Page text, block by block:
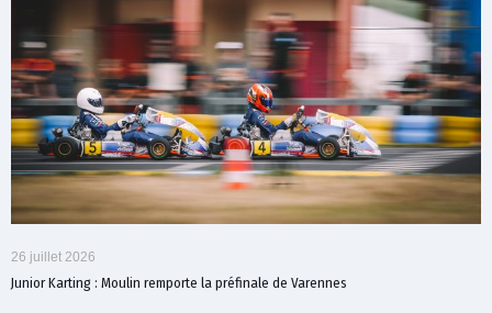
26 juillet 2026
Junior Karting : Moulin remporte la préfinale de Varennes